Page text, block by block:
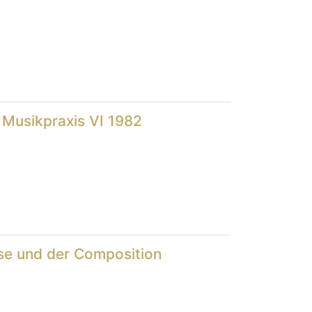
VI 1982
und der Composition